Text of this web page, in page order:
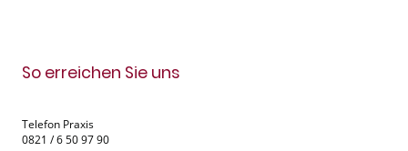
So erreichen Sie uns
Telefon Praxis
0821 / 6 50 97 90